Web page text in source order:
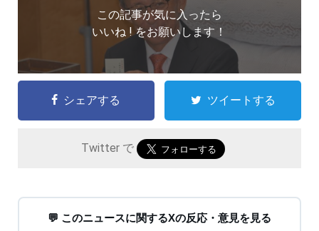
この記事が気に入ったら
いいね ! をお願いします！
シェアする ツイートする
Twitter で
💬 このニュースに関するXの反応・意見を見る